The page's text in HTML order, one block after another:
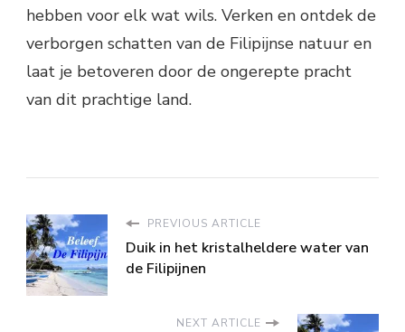
hebben voor elk wat wils. Verken en ontdek de
verborgen schatten van de Filipijnse natuur en
laat je betoveren door de ongerepte pracht
van dit prachtige land.
PREVIOUS ARTICLE
Duik in het kristalheldere water van
de Filipijnen
NEXT ARTICLE